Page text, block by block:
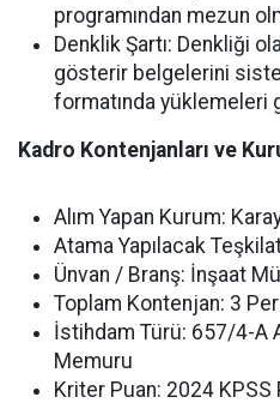
programından mezun
Denklik Şartı: Denkliği
gösterir belgelerini
formatında yüklemeleri
Kadro Kontenjanları ve
Alım Yapan Kurum:
Atama Yapılacak
Ünvan / Branş: İnşaat
Toplam Kontenjan: 3
İstihdam Türü: 657/4-A
Memuru
Kriter Puan: 2024